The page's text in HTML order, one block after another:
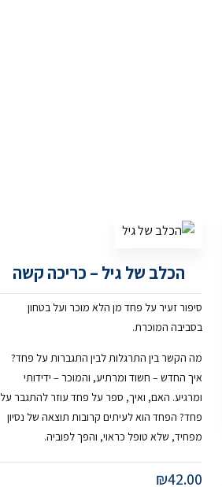
הכלב של גיל – כריכה קשה
סיפור זעיר על פחד מן הלא מוכר ועל בטחון
בסביבה המוכרת.
מה הקשר בין התרגלות לבין התגברות על פחד?
איך החדש – חשוד ומרתיע, והמוכר – ידידותי
ומרגיע. האם, ואיך, ספר על פחד עוזר להתגבר על
פחד? הפחד הוא לעיתים קרובות תוצאה של נסיון
מפחיד, שלא טופל כראוי, והפך לפוביה.
₪42.00